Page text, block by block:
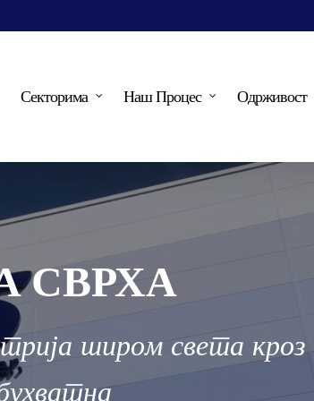
Секторима Наш Процес Одрживост
СВРХА
широм света кроз